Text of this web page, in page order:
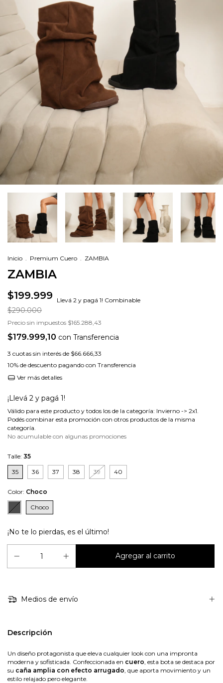
Inicio . Premium Cuero . ZAMBIA
ZAMBIA
$199.999 Llevá 2 y pagá 1! Combinable
$290.000
Precio sin impuestos $165.288,43
$179.999,10 con Transferencia
3 cuotas sin interés de $66.666,33
10% de descuento pagando con Transferencia
Ver más detalles
¡Llevá 2 y pagá 1!
Válido para este producto y todos los de la categoría: Invierno -> 2x1.
Podés combinar esta promoción con otros productos de la misma
categoría.
No acumulable con algunas promociones
Talle: 35
35 36 37 38 39 40
Color: Choco
Choco
¡No te lo pierdas, es el último!
Medios de envío
Descripción
Un diseño protagonista que eleva cualquier look con una impronta
moderna y sofisticada. Confeccionada en cuero , esta bota se destaca por
su caña amplia con efecto arrugado , que aporta movimiento y un
estilo relajado pero elegante.